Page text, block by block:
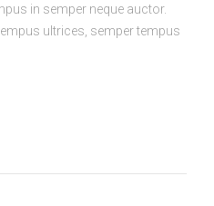
in semper neque auctor.
ultrices, semper tempus